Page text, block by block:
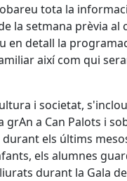
tota la
la setmana prèvia al
en detall la
així com qui
i societat,
a Can Palots i
els últims
els alumnes
durant la Gala